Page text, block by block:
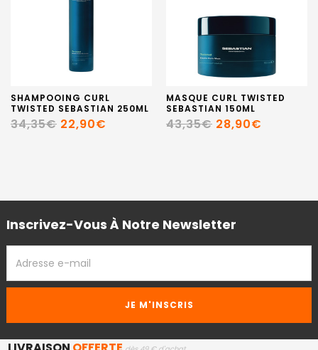
SHAMPOOING CURL
TWISTED SEBASTIAN 250ML
34,35€ 22,90€
MASQUE CURL TWISTED
SEBASTIAN 150ML
43,35€ 28,90€
Inscrivez-Vous À Notre Newsletter
EMAIL